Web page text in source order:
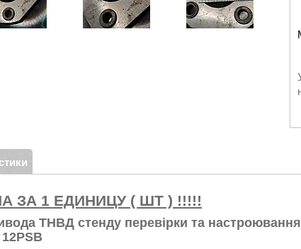
ЗА 1 ЕДИНИЦУ ( ШТ ) !!!!!
ТНВД стенду перевірки та